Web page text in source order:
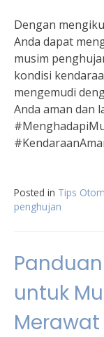
Dengan
Anda dapat
musim
kondisi
mengemudi
Anda aman dan
Posted in Tips
penghujan
untuk